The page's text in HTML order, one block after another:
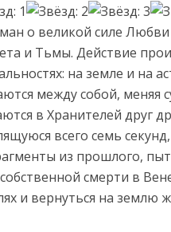
о великой силе
и Тьмы. Действие
на земле и на
между собой, меняя
в Хранителей друг
всего семь
из прошлого,
смерти в
и вернуться на землю